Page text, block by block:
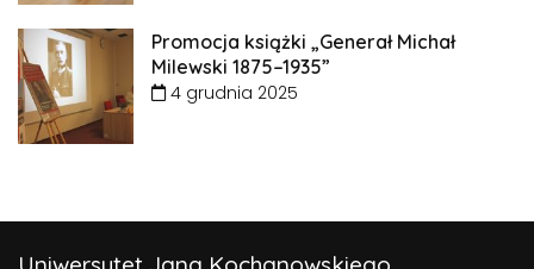
Promocja książki „Generał Michał
Milewski 1875–1935”
4 grudnia 2025